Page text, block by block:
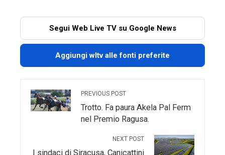
Segui Web Live TV su Google News
Aggiungi wltv alle fonti preferite
PREVIOUS POST
Trotto. Fa paura Akela Pal Ferm
nel Premio Ragusa.
NEXT POST
I sindaci di Siracusa, Canicattini